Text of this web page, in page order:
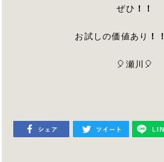
ぜひ ！！
お試しの価値あり ！！
🎈瀬川🎈